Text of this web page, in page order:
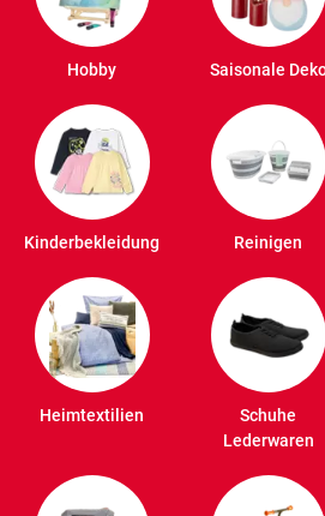
Hobby Saisonale
Kinderbekleidung Reinigen
Heimtextilien
Schuhe
Lederwaren